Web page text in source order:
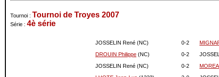
Tournoi : Tournoi de Troyes 2007
Série : 4è série
JOSSELIN René (NC) 0-2
DROUIN Philippe (NC) 0-2
JOSSELIN René (NC)
0-2